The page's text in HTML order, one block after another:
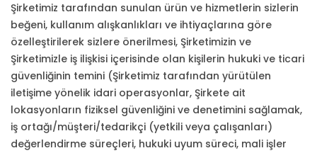
Şirketimiz tarafından sunulan ürün ve hizmetlerin sizlerin
beğeni, kullanım alışkanlıkları ve ihtiyaçlarına göre
özelleştirilerek sizlere önerilmesi, Şirketimizin ve
Şirketimizle iş ilişkisi içerisinde olan kişilerin hukuki ve ticari
güvenliğinin temini (Şirketimiz tarafından yürütülen
iletişime yönelik idari operasyonlar, Şirkete ait
lokasyonların fiziksel güvenliğini ve denetimini sağlamak,
iş ortağı/müşteri/tedarikçi (yetkili veya çalışanları)
değerlendirme süreçleri, hukuki uyum süreci, mali işler